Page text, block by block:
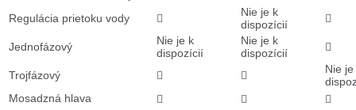
Regulácia prietoku vody

Nie je k
dispozícií

Jednofázový
Nie je k
dispozícií
Nie je k
dispozícií

Trojfázový  
Nie je
Mosadzná hlava
 
